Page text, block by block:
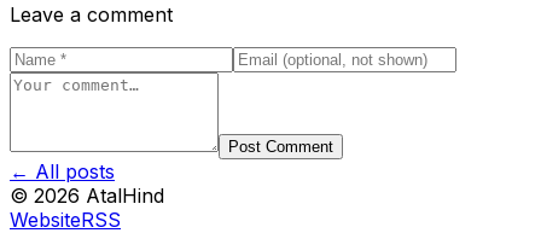
Leave a comment
Post Comment
← All posts
© 2026 AtalHind
WebsiteRSS